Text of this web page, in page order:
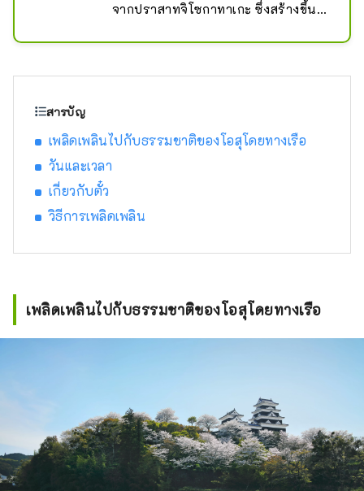
จากปราสาทจิโซกาทาเกะ ซึ่งสร้างขึ้น
หวัดอิโยะ ในปี 1331 ในช่วงปลายยุคคา
เริ่มก่อตัวขึ้นในสมัยของโทโดะ ทากาโท
กลายเป็นเจ้าแห่งปราสาท และการ
ต่อไปจนกระทั่งได้รับการฟื้นฟู
ในปี พ.ศ. 2431 เนื่องจากการทรุดโทรม
จากผู้อยู่อาศัย นับเป็นครั้งแรกในญี่ปุ่นที่
มีสี่ชั้นและสี่ชั้นเป็นหอคอยปราสาทไม้ที่
ได้รับการบูรณะหลังสงคราม และด้วย
ความสูง 19.15 เมตร ถือเป็นหอคอยที่สูง
ที่สุดในญี่ปุ่น
สารบัญ
เพลิดเพลินไปกับธรรมชาติของโอสุโดยทางเรือ
วันและเวลา
เกี่ยวกับตั๋ว
วิธีการเพลิดเพลิน
เพลิดเพลินไปกับธรรมชาติของโอสุโดยทางเรือ